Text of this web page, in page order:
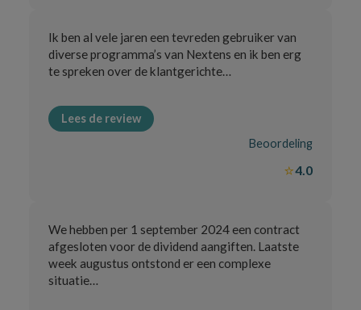
Ik ben al vele jaren een tevreden gebruiker van
diverse programma’s van Nextens en ik ben erg
te spreken over de klantgerichte…
Lees de review
Beoordeling
⭐4.0
We hebben per 1 september 2024 een contract
afgesloten voor de dividend aangiften. Laatste
week augustus ontstond er een complexe
situatie…